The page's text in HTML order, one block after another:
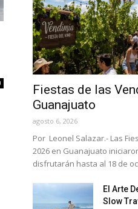
Fiestas de las
Guanajuato
agosto 6, 2026
Por Leonel Salazar.- Las
2026 en Guanajuato
disfrutarán hasta al 18 de
El Arte
Slow